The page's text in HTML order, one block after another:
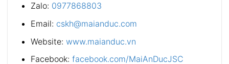
Zalo: 0977868803
Email: cskh@maianduc.com
Website: www.maianduc.vn
Facebook: facebook.com/MaiAnDucJSC